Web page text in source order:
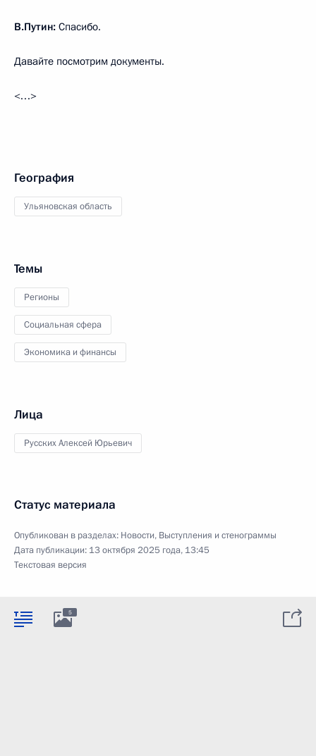
В.Путин: Спасибо.
Давайте посмотрим документы.
<…>
География
Ульяновская область
Темы
Регионы
Социальная сфера
Экономика и финансы
Лица
Русских Алексей Юрьевич
Статус материала
Опубликован в разделах: Новости, Выступления и стенограммы
Дата публикации: 13 октября 2025 года, 13:45
Текстовая версия
5